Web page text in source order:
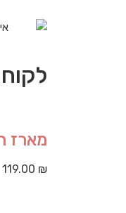
מארז
119.00 ₪